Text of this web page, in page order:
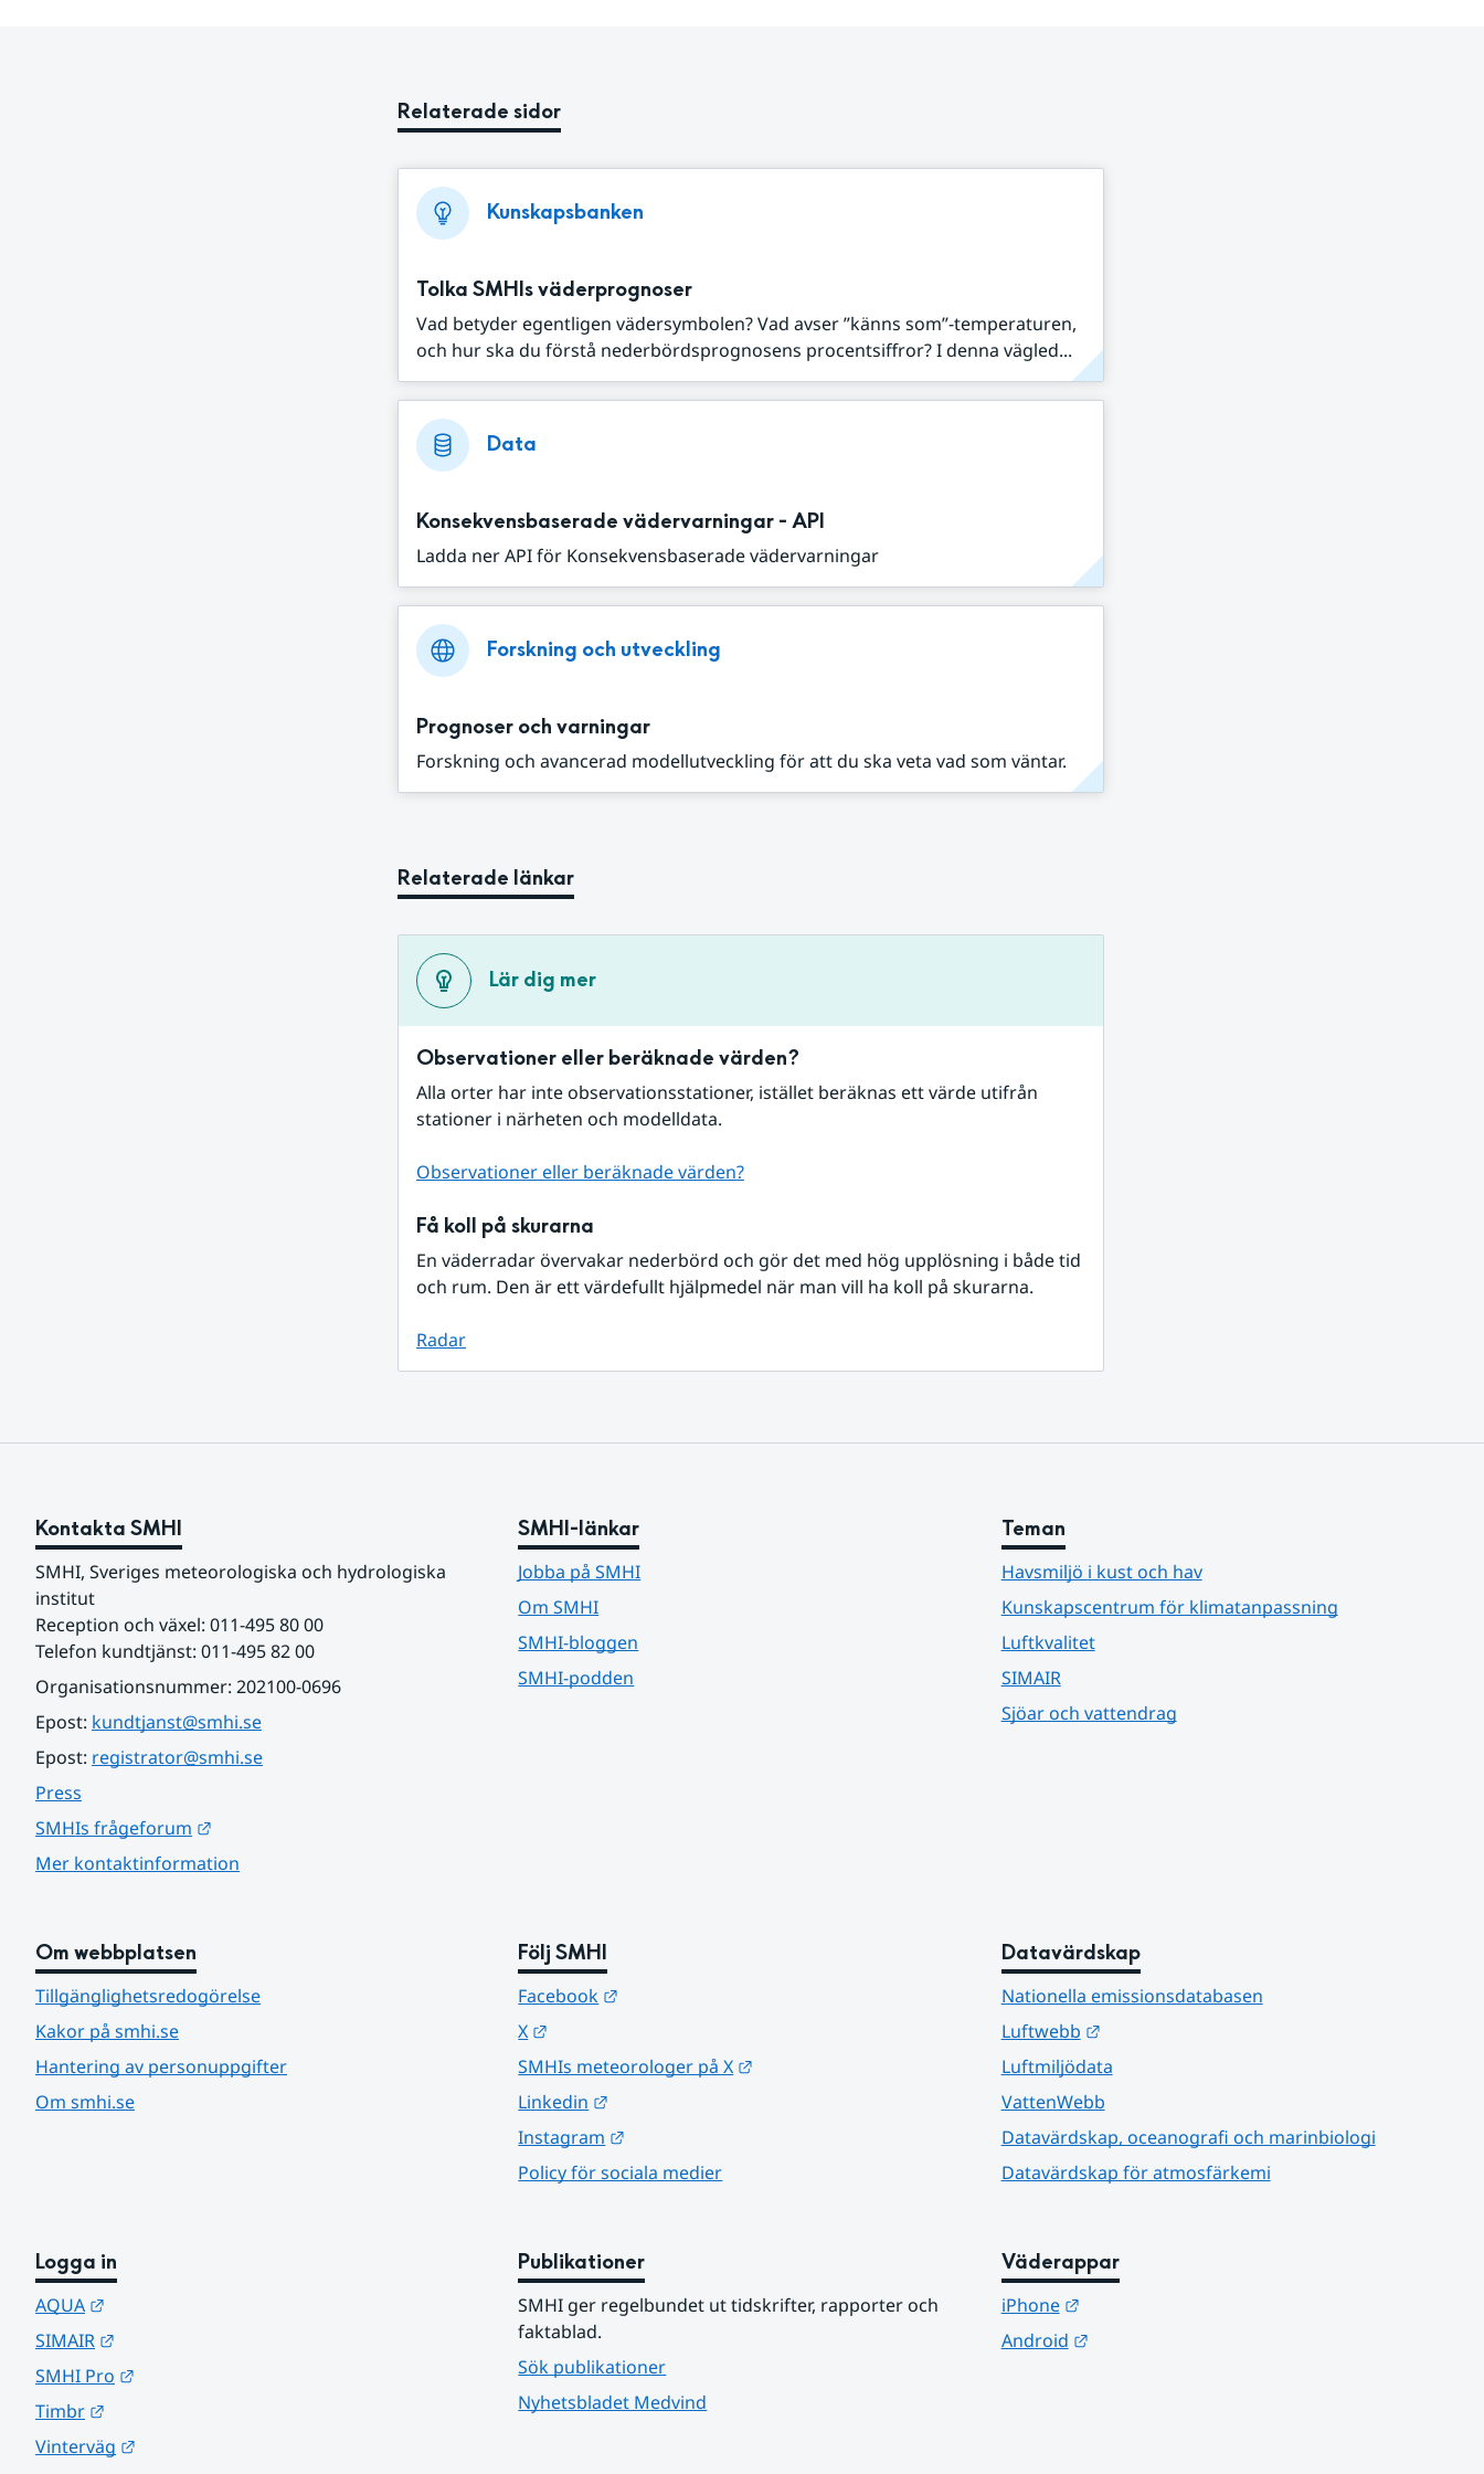
Relaterade sidor
Kunskapsbanken
Tolka SMHIs väderprognoser
Vad betyder egentligen vädersymbolen? Vad avser ”känns som”-temperaturen,
och hur ska du förstå nederbördsprognosens procentsiffror? I denna vägled...
Data
Konsekvensbaserade vädervarningar - API
Ladda ner API för Konsekvensbaserade vädervarningar
Forskning och utveckling
Prognoser och varningar
Forskning och avancerad modellutveckling för att du ska veta vad som väntar.
Relaterade länkar
Lär dig mer
Observationer eller beräknade värden?
Alla orter har inte observationsstationer, istället beräknas ett värde utifrån
stationer i närheten och modelldata.
Observationer eller beräknade värden?
Få koll på skurarna
En väderradar övervakar nederbörd och gör det med hög upplösning i både tid
och rum. Den är ett värdefullt hjälpmedel när man vill ha koll på skurarna.
Radar
Kontakta SMHI
SMHI, Sveriges meteorologiska och hydrologiska
institut
Reception och växel: 011-495 80 00
Telefon kundtjänst: 011-495 82 00
Organisationsnummer: 202100-0696
Epost: kundtjanst@smhi.se
Epost: registrator@smhi.se
Press
SMHIs frågeforum
Mer kontaktinformation
SMHI-länkar
Jobba på SMHI
Om SMHI
SMHI-bloggen
SMHI-podden
Teman
Havsmiljö i kust och hav
Kunskapscentrum för klimatanpassning
Luftkvalitet
SIMAIR
Sjöar och vattendrag
Om webbplatsen
Tillgänglighetsredogörelse
Kakor på smhi.se
Hantering av personuppgifter
Om smhi.se
Följ SMHI
Facebook
X
SMHIs meteorologer på X
Linkedin
Instagram
Policy för sociala medier
Datavärdskap
Nationella emissionsdatabasen
Luftwebb
Länk till annan webbplats.
Luftmiljödata
VattenWebb
Datavärdskap, oceanografi och marinbiologi
Datavärdskap för atmosfärkemi
Logga in
AQUA
SIMAIR
SMHI Pro
Timbr
Vinterväg
Publikationer
SMHI ger regelbundet ut tidskrifter, rapporter och
faktablad.
Sök publikationer
Nyhetsbladet Medvind
Väderappar
iPhone
Länk till annan webbplats.
Android
Länk till annan webbplats.